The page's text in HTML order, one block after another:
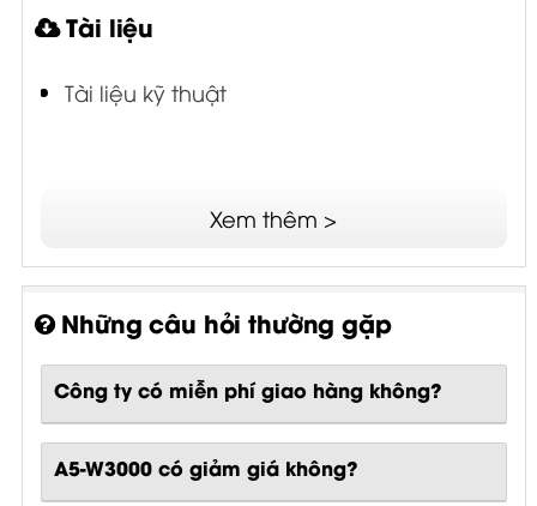
Tài liệu
Tài liệu kỹ thuật
Xem thêm >
Những câu hỏi thường gặp
Công ty có miễn phí giao hàng không?
A5-W3000 có giảm giá không?